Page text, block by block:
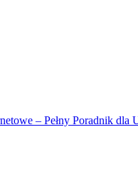
– Pełny Poradnik